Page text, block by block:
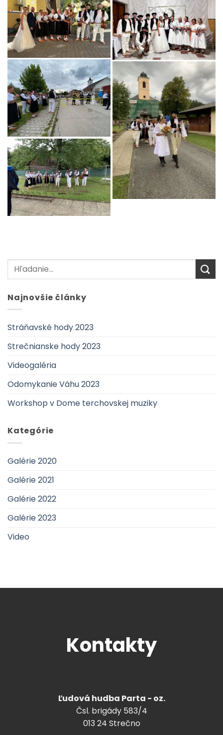
Najnovšie články
Stráňavské hody 2023
Strečnianske hody 2023
Videogaléria
Odomykanie Váhu 2023
Workshop v Dome terchovskej muziky
Kategórie
Galérie 2020
Galérie 2021
Galérie 2022
Galérie 2023
Video
Kontakty
Ľudová hudba Parta - oz.
Čsl. brigády 583/4
013 24 Strečno